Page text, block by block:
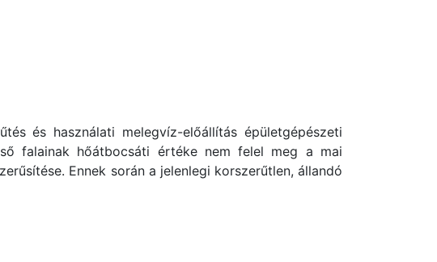
és használati melegvíz-előállítás épületgépészeti
falainak hőátbocsáti értéke nem felel meg a mai
Ennek során a jelenlegi korszerűtlen, állandó